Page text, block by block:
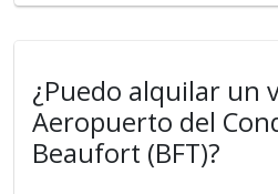
¿Puedo alquilar un
Aeropuerto del
Beaufort (BFT)?